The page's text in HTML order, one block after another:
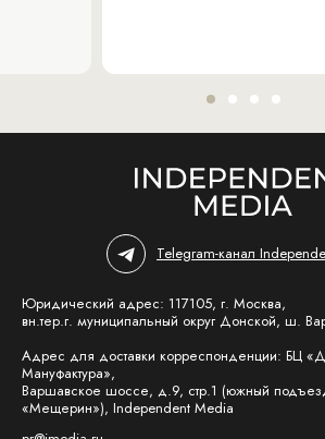
Telegram-канал
Юридический адрес: 117105, г. Москва,
вн.тер.г. муниципальный округ Донской, ш.
Адрес для доставки корреспонденции: БЦ
Мануфактура»,
Варшавское шоссе, д.9, стр.1 (южный
«Мещерин»), Independent Media